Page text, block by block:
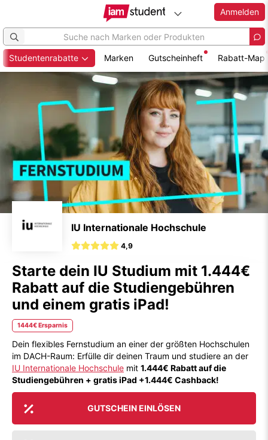
Anmelden
Studentenrabatte Marken Gutscheinheft Rabatt-Map
IU Internationale Hochschule
4,9
Starte dein IU Studium mit 1.444€
Rabatt auf die Studiengebühren
und einem gratis iPad!
1444€ Ersparnis
Dein flexibles Fernstudium an einer der größten Hochschulen
im DACH-Raum: Erfülle dir deinen Traum und studiere an der
IU Internationale Hochschule mit 1.444€ Rabatt auf die
Studiengebühren + gratis iPad +1.444€ Cashback!
GUTSCHEIN EINLÖSEN